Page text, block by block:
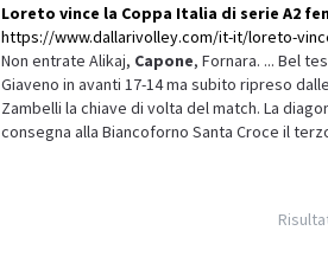
Loreto vince la Coppa Italia di serie A2
https://www.dallarivolley.com/it-it/loreto-
Non entrate Alikaj, Capone, Fornara. ... Bel
Giaveno in avanti 17-14 ma subito ripreso
Zambelli la chiave di volta del match. La
consegna alla Biancoforno Santa Croce il